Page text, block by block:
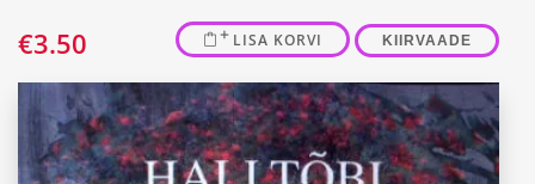
€3.50 LISA KORVI KIIRVAADE